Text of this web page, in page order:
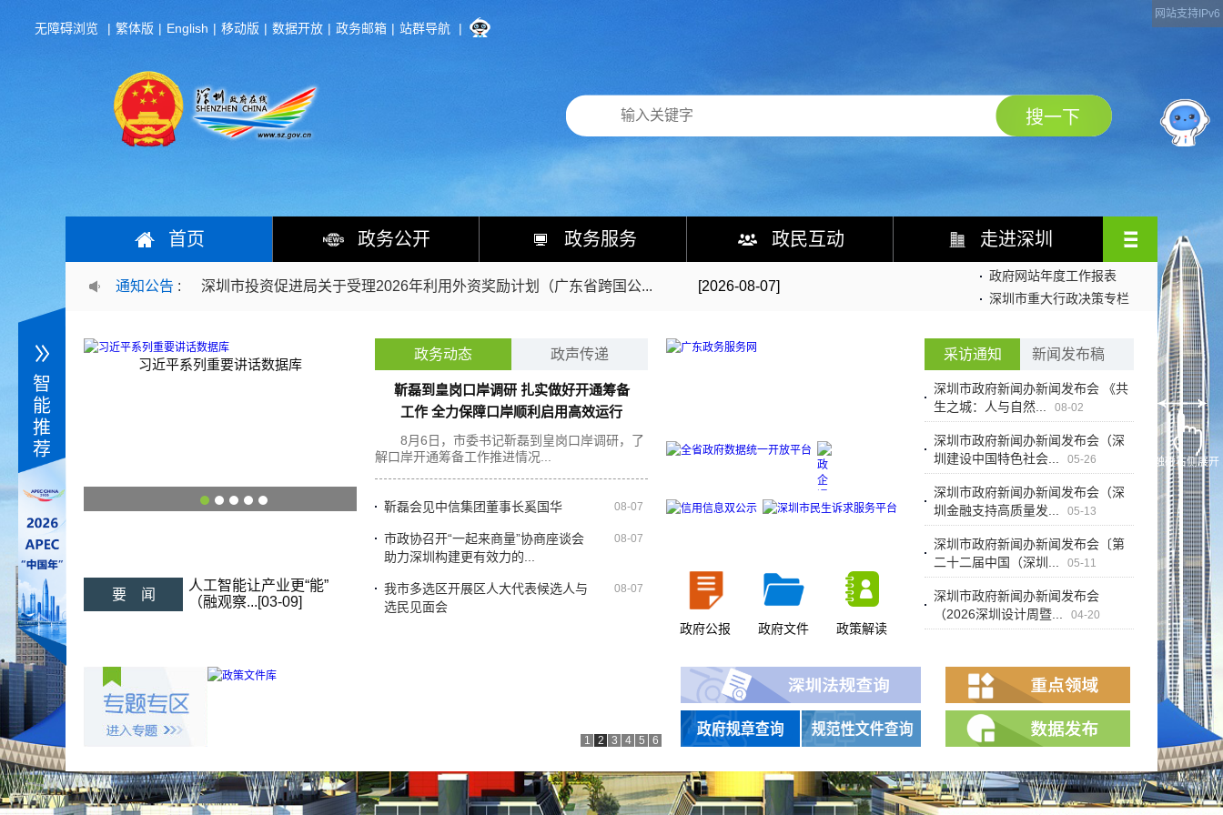
无障碍浏览 | 繁体版 | English | 移动版 | 数据开放 | 政务邮箱 | 站群导航 |
首页 政务公开 政务服务 政民互动 走进深圳
智
能
推
荐
为您推荐 活动 政策 通知 服务
通知公告 :
[2026-08-07]
深圳市交通运输局关于交通运输行政执法案件法律文书的公告(2026...
[2026-08-07]
深圳市商务局关于责令补报2026年2季度单用途商业预付卡季报的通...
[2026-08-07]
深圳市投资促进局关于受理2026年利用外资奖励计划（广东省跨国公...
[2026-08-06]
深圳市规划和自然资源局深汕管理局关于深汕特别合作区创智路南污水泵...
政府网站年度工作报表
深圳市重大行政决策专栏
习近平系列重要讲话数据库
要 闻
李强主持召开国务院常务
会议[03-30]
中国经济信心说丨读懂“十
五五”...[03-09]
政务动态 政声传递
靳磊到皇岗口岸调研 扎实做好开通筹备
工作 全力保障口岸顺利启用高效运行
8月6日，市委书记靳磊到皇岗口岸调研，了
解口岸开通筹备工作推进情况...
08-07
靳磊会见中信集团董事长奚国华
08-07
市政协召开“一起来商量”协商座谈会
助力深圳构建更有效力的...
08-07
我市多选区开展区人大代表候选人与
选民见面会
政府公报
政府文件 政策解读
采访通知 新闻发布稿
深圳市政府新闻办新闻发布会 《共
生之城：人与自然...
08-02
深圳市政府新闻办新闻发布会（深
圳建设中国特色社会...
05-26
深圳市政府新闻办新闻发布会（深
圳金融支持高质量发...
05-13
深圳市政府新闻办新闻发布会〔第
二十二届中国（深圳...
05-11
深圳市政府新闻办新闻发布会
（2026深圳设计周暨...
04-20
1 2 3 4 5 6
网站支持IPv6
触碰右侧展开